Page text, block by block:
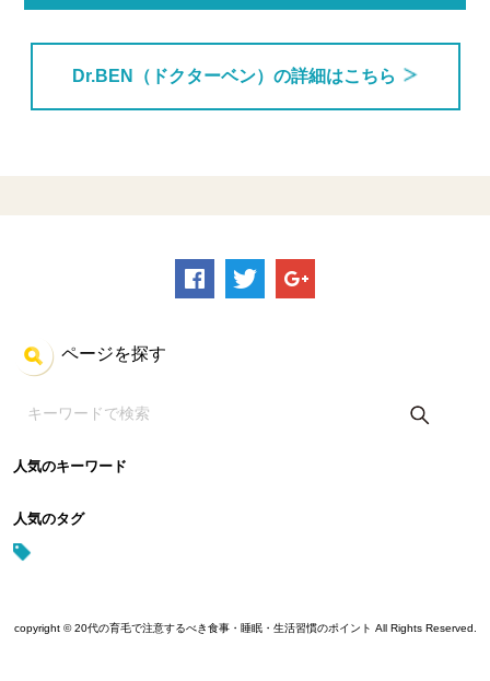
Dr.BEN（ドクターベン）の詳細はこちら
ページを探す
人気のキーワード
人気のタグ
copyright © 20代の育毛で注意するべき食事・睡眠・生活習慣のポイント All Rights Reserved.